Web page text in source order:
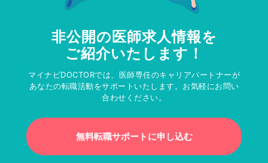
非公開の医師求人情報を
ご紹介いたします！
マイナビDOCTORでは、医師専任のキャリアパートナーが
あなたの転職活動をサポートいたします。お気軽にお問い
合わせください。
無料転職サポートに申し込む